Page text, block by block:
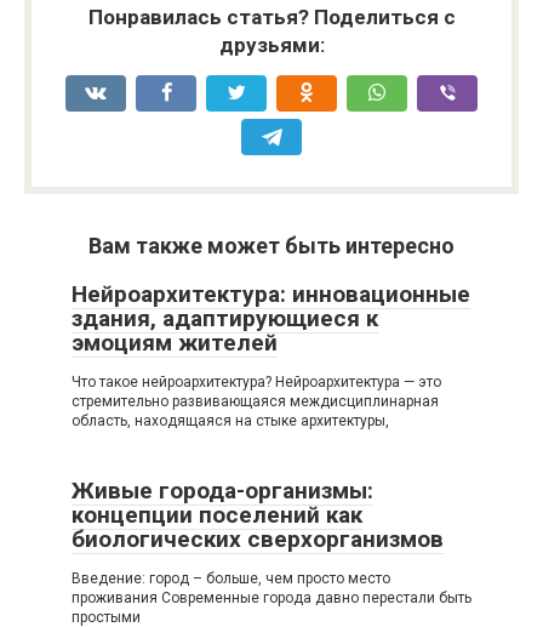
Понравилась статья? Поделиться с
друзьями:
Вам также может быть интересно
Нейроархитектура: инновационные
здания, адаптирующиеся к
эмоциям жителей
Что такое нейроархитектура? Нейроархитектура — это
стремительно развивающаяся междисциплинарная
область, находящаяся на стыке архитектуры,
Живые города-организмы:
концепции поселений как
биологических сверхорганизмов
Введение: город – больше, чем просто место
проживания Современные города давно перестали быть
простыми